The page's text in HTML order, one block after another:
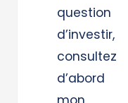
question
d’investir,
consultez
d’abord